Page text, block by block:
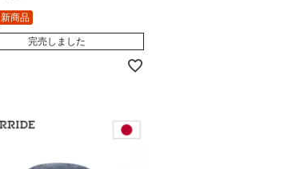
新商品
完売しました